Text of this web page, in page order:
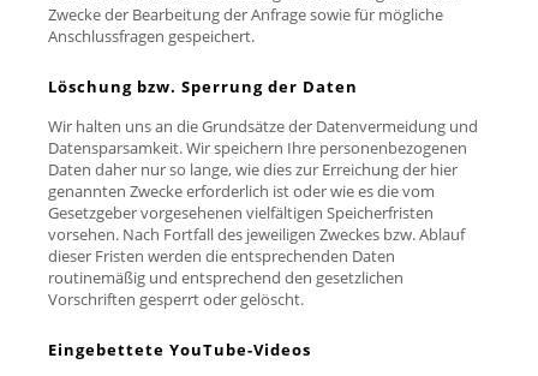
Zwecke der Bearbeitung der Anfrage sowie für mögliche
Anschlussfragen gespeichert.
Löschung bzw. Sperrung der Daten
Wir halten uns an die Grundsätze der Datenvermeidung und
Datensparsamkeit. Wir speichern Ihre personenbezogenen
Daten daher nur so lange, wie dies zur Erreichung der hier
genannten Zwecke erforderlich ist oder wie es die vom
Gesetzgeber vorgesehenen vielfältigen Speicherfristen
vorsehen. Nach Fortfall des jeweiligen Zweckes bzw. Ablauf
dieser Fristen werden die entsprechenden Daten
routinemäßig und entsprechend den gesetzlichen
Vorschriften gesperrt oder gelöscht.
Eingebettete YouTube-Videos